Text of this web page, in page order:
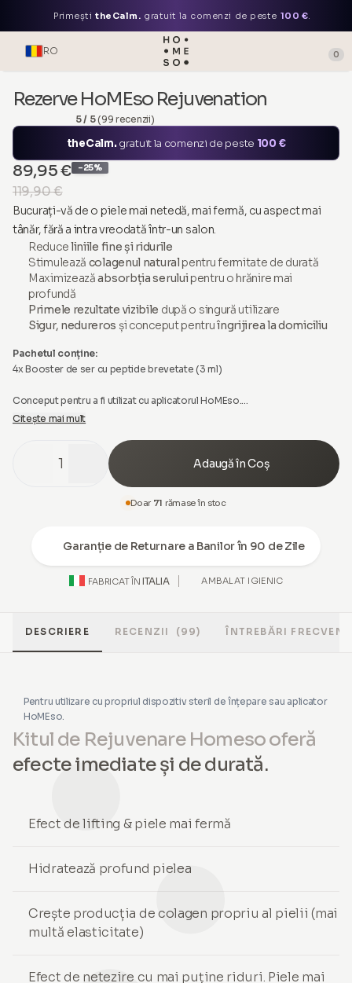
PrimeștitheCalm. gratuit la comenzi de peste 100 €.
RO 0
Rezerve HoMEso Rejuvenation
5 / 5(99 recenzii)
theCalm. gratuit la comenzi de peste 100 €
119,90 €
89,95 € -25%
Bucurați-vă de o piele mai netedă, mai fermă, cu aspect mai
tânăr, fără a intra vreodată într-un salon.
Reduceliniile fine și ridurile
Stimulează colagenul naturalpentru fermitate de durată
Maximizeazăabsorbția seruluipentru o hrănire mai
profundă
Primele rezultate vizibile după o singură utilizare
Sigur, nedureros și conceput pentruîngrijirea la domiciliu
Pachetul conține:
4x Booster de ser cu peptide brevetate (3 ml)
Conceput pentru a fi utilizat cu aplicatorul HoMEso.
nu trebuie să depășească 0.50 mm. Siguranța, igiena și performanța
intenționate ale tratamentului pot fi asigurate numai atunci când este
utilizat conform indicațiilor cu aplicatorul HoMEso. Nu injectați. Aplicați
Citește mai mult
1 Adaugă în Coș
Doar 71 rămase în stoc
Garanție de Returnare a Banilor în 90 de Zile
FABRICAT ÎNITALIA AMBALAT IGIENIC
DESCRIERE RECENZII (99) ÎNTREBĂRI
Pentru utilizare cu propriul dispozitiv steril de înțepare sau aplicator
HoMEso.
Kitul de Rejuvenare Homeso oferă
efecte imediate și de durată.
Efect de lifting & piele mai fermă
Hidratează profund pielea
Crește producția de colagen propriu al pielii (mai
multă elasticitate)
Efect de netezire cu mai puține riduri. Piele mai